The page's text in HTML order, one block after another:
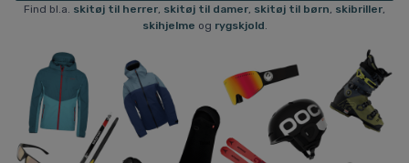
Find bl.a. skitøj til herrer skitøj til damer skitøj til børn skibriller
skihjelme og rygskjold